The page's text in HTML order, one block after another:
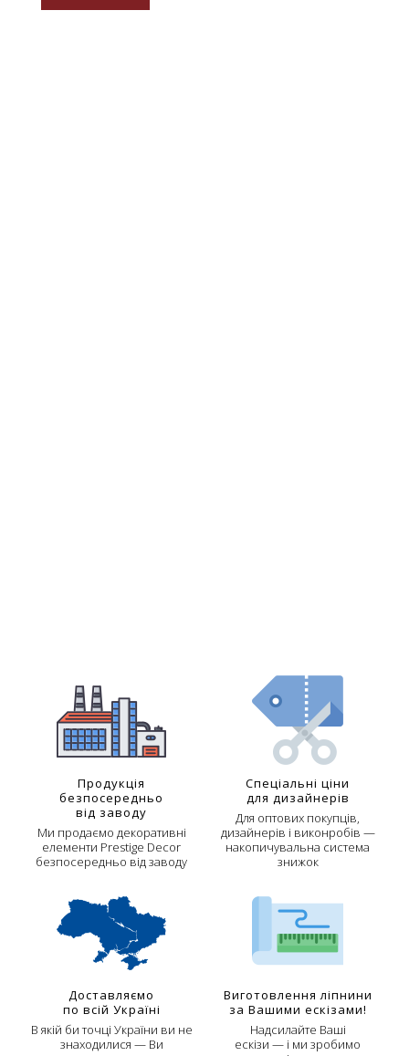
Продукція
безпосередньо
від заводу
Ми продаємо декоративні
елементи Prestige Decor
безпосередньо від заводу
Спеціальні ціни
для дизайнерів
Для оптових покупців,
дизайнерів і виконробів —
накопичувальна система
знижок
Доставляємо
по всій Україні
В якій би точці України ви не
знаходилися — Ви
Виготовлення ліпнини
за Вашими ескізами!
Надсилайте Ваші
ескізи — і ми зробимо